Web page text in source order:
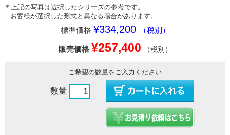
＊上記の写真は選択したシリーズの参考です。
お客様が選択した形式と異なる場合があります。
標準価格 ¥334,200 （税別）
販売価格 ¥257,400 （税別）
ご希望の数量をご入力ください
数量